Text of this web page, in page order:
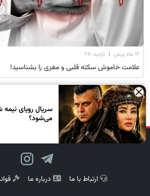
۱۲ ماه پیش | بازدید: 28
علامت خاموش سکته قلبی و مغزی را بشناسید!
×
سریال رویای
می‌شود؟
دنبال کن، لبخند بزن!
ارتباط با ما درباره ما